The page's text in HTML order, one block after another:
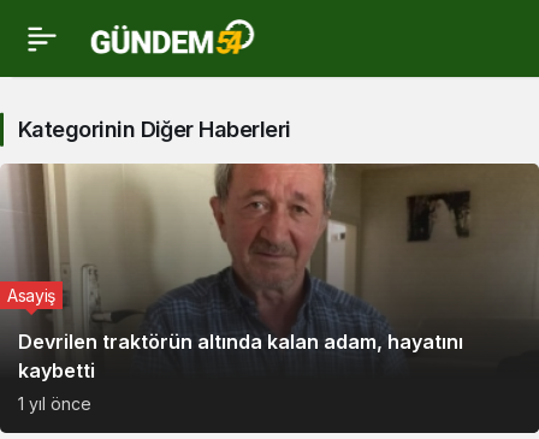
Karasu
Haberleri
Haberleri
Kategorinin Diğer Haberleri
Devrilen traktörün altında kalan adam, hayatını
kaybetti
Asayiş
1 yıl önce